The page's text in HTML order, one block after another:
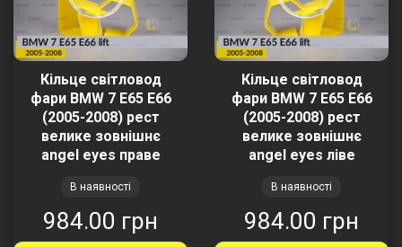
Кільце світловод
фари BMW 7 E65 E66
(2005-2008) рест
велике зовнішнє
angel eyes праве
В наявності
984.00 грн
Кільце світловод
фари BMW 7 E65 E66
(2005-2008) рест
велике зовнішнє
angel eyes ліве
В наявності
984.00 грн